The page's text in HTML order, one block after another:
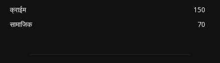
क्राईम
150
सामाजिक
70